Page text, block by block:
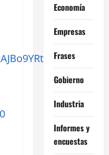
Economía
Empresas
Frases
Gobierno
Industria
Informes y
encuestas